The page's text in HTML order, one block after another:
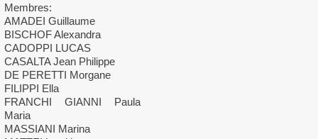
Membres:
AMADEI Guillaume
BISCHOF Alexandra
CADOPPI LUCAS
CASALTA Jean Philippe
DE PERETTI Morgane
FILIPPI Ella
FRANCHI GIANNI Paula
Maria
MASSIANI Marina